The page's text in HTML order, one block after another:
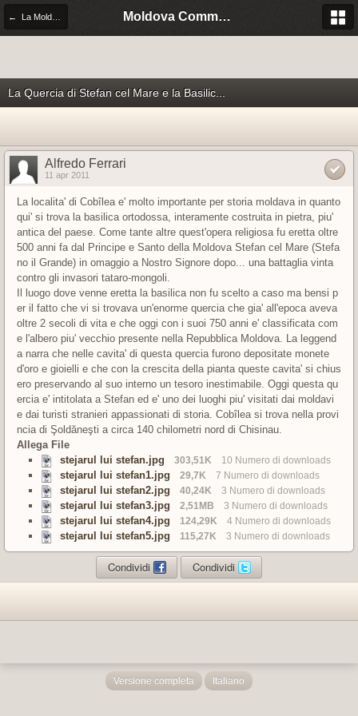
Moldova Community Italia
La Quercia di Stefan cel Mare e la Basilic...
Alfredo Ferrari
11 apr 2011
La localita' di Cobîlea e' molto importante per storia moldava in quanto
qui' si trova la basilica ortodossa, interamente costruita in pietra, piu'
antica del paese. Come tante altre quest'opera religiosa fu eretta oltre
500 anni fa dal Principe e Santo della Moldova Stefan cel Mare (Stefa
no il Grande) in omaggio a Nostro Signore dopo... una battaglia vinta
contro gli invasori tataro-mongoli.
Il luogo dove venne eretta la basilica non fu scelto a caso ma bensi p
er il fatto che vi si trovava un'enorme quercia che gia' all'epoca aveva
oltre 2 secoli di vita e che oggi con i suoi 750 anni e' classificata com
e l'albero piu' vecchio presente nella Repubblica Moldova. La leggend
a narra che nelle cavita' di questa quercia furono depositate monete
d'oro e gioielli e che con la crescita della pianta queste cavita' si chius
ero preservando al suo interno un tesoro inestimabile. Oggi questa qu
ercia e' intitolata a Stefan ed e' uno dei luoghi piu' visitati dai moldavi
e dai turisti stranieri appassionati di storia. Cobîlea si trova nella provi
ncia di Şoldăneşti a circa 140 chilometri nord di Chisinau.
Allega File
stejarul lui stefan.jpg
303,51K 10 Numero di downloads
stejarul lui stefan1.jpg 29,7K 7 Numero di downloads
stejarul lui stefan2.jpg 40,24K 3 Numero di downloads
stejarul lui stefan3.jpg 2,51MB 3 Numero di downloads
stejarul lui stefan4.jpg 124,29K 4 Numero di downloads
stejarul lui stefan5.jpg 115,27K 3 Numero di downloads
Condividi Condividi
Versione completa Italiano